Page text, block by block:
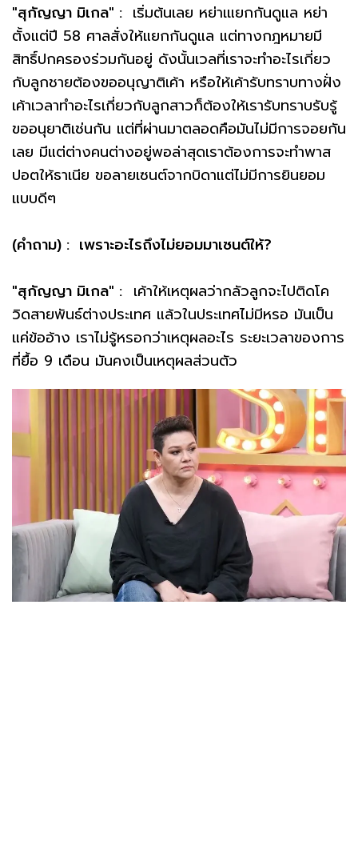
"สุกัญญา มิเกล" : เริ่มต้นเลย หย่าเแยกกันดูแล หย่า
ตั้งแต่ปี 58 ศาลสั่งให้แยกกันดูแล แต่ทางกฎหมายมี
สิทธิ์ปกครองร่วมกันอยู่ ดังนั้นเวลที่เราจะทำอะไรเกี่ยว
กับลูกชายต้องขออนุญาติเค้า หรือให้เค้ารับทราบทางฝั่ง
เค้าเวลาทำอะไรเกี่ยวกับลูกสาวก็ต้องให้เรารับทราบรับรู้
ขออนุยาติเช่นกัน แต่ที่ผ่านมาตลอดคือมันไม่มีการจอยกัน
เลย มีแต่ต่างคนต่างอยู่พอล่าสุดเราต้องการจะทำพาส
ปอตให้ธาเนีย ขอลายเซนต์จากบิดาแต่ไม่มีการยินยอม
แบบดีๆ
(คำถาม) : เพราะอะไรถึงไม่ยอมมาเซนต์ให้?
"สุกัญญา มิเกล" : เค้าให้เหตุผลว่ากลัวลูกจะไปติดโค
วิดสายพันธ์ต่างประเทศ แล้วในประเทศไม่มีหรอ มันเป็น
แค่ข้ออ้าง เราไม่รู้หรอกว่าเหตุผลอะไร ระยะเวลาของการ
ที่ยื้อ 9 เดือน มันคงเป็นเหตุผลส่วนตัว